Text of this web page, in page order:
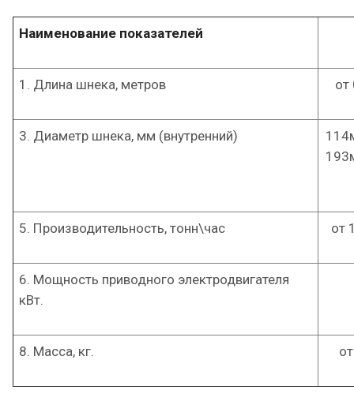
Наименование показателей
1. Длина шнека, метров от
3. Диаметр шнека, мм (внутренний)
5. Производительность, тонн\час от
6. Мощность приводного электродвигателя
кВт.
8. Масса, кг.